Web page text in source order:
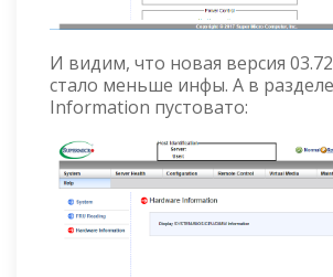
И видим, что новая версия
стало меньше инфы. А в
Information пустовато: